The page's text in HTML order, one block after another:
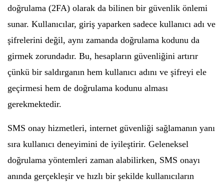
doğrulama (2FA) olarak da bilinen bir güvenlik önlemi
sunar. Kullanıcılar, giriş yaparken sadece kullanıcı adı ve
şifrelerini değil, aynı zamanda doğrulama kodunu da
girmek zorundadır. Bu, hesapların güvenliğini artırır
çünkü bir saldırganın hem kullanıcı adını ve şifreyi ele
geçirmesi hem de doğrulama kodunu alması
gerekmektedir.
SMS onay hizmetleri, internet güvenliği sağlamanın yanı
sıra kullanıcı deneyimini de iyileştirir. Geleneksel
doğrulama yöntemleri zaman alabilirken, SMS onayı
anında gerçekleşir ve hızlı bir şekilde kullanıcıların